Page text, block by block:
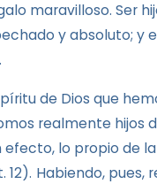
maravilloso. Ser
y absoluto; y
de Dios que
realmente hijos
efecto, lo propio de
12). Habiendo, pues,